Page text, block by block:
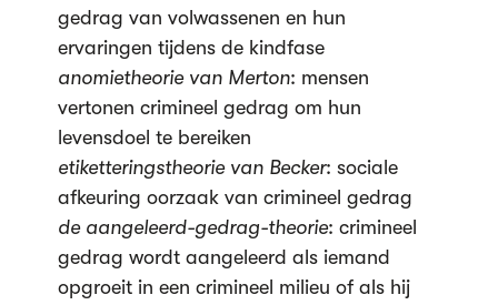
gedrag van volwassenen en hun
ervaringen tijdens de kindfase
anomietheorie van Merton: mensen
vertonen crimineel gedrag om hun
levensdoel te bereiken
etiketteringstheorie van Becker: sociale
afkeuring oorzaak van crimineel gedrag
de aangeleerd-gedrag-theorie: crimineel
gedrag wordt aangeleerd als iemand
opgroeit in een crimineel milieu of als hij